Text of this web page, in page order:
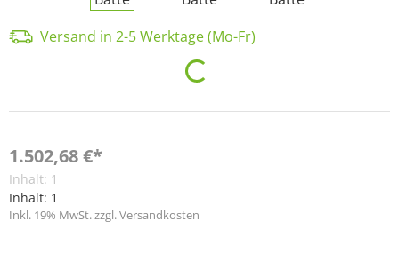
Versand in 2-5 Werktage (Mo-Fr)
Loading...
1.502,68 €*
Inhalt: 1
Inhalt: 1
Inkl. 19% MwSt. zzgl. Versandkosten